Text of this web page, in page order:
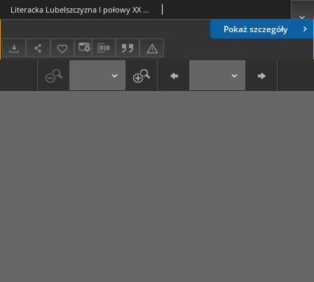
Pokaż szczegóły
Literacka Lubelszczyzna I połowy XX wieku : ze zbiorów Biblioteki Głównej UMCS